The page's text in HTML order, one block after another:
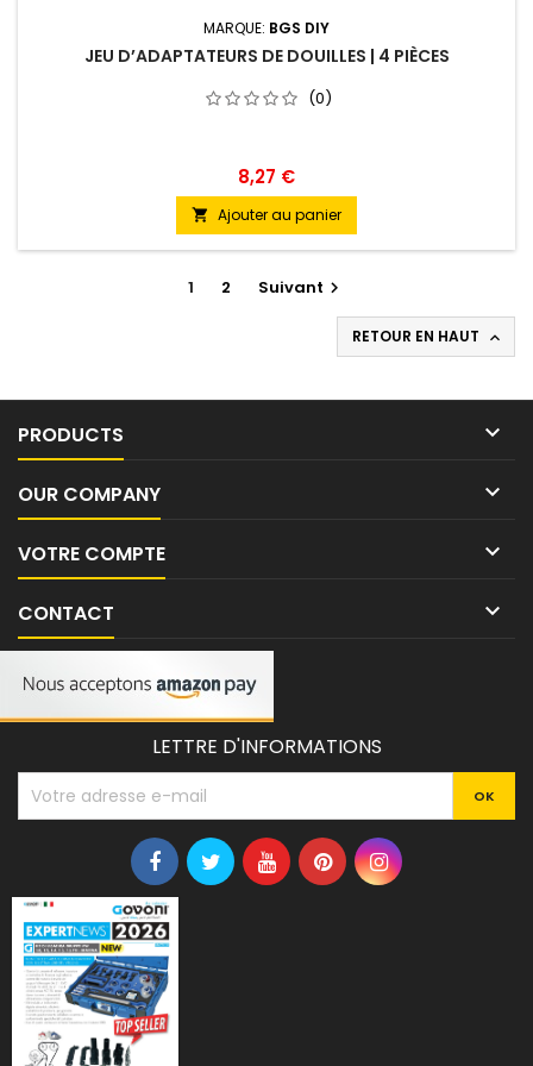
MARQUE: BGS DIY
JEU D’ADAPTATEURS DE DOUILLES | 4 PIÈCES
(0)
8,27 €
 Ajouter au panier
1 2 Suivant 
RETOUR EN HAUT 
PRODUCTS 
OUR COMPANY 
VOTRE COMPTE 
CONTACT 
LETTRE D'INFORMATIONS